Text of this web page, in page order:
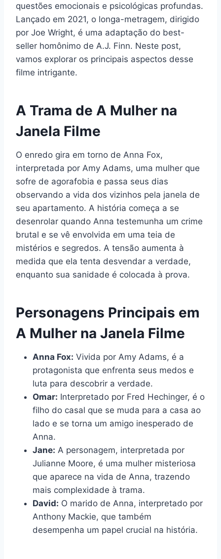
questões emocionais e psicológicas profundas.
Lançado em 2021, o longa-metragem, dirigido
por Joe Wright, é uma adaptação do best-
seller homônimo de A.J. Finn. Neste post,
vamos explorar os principais aspectos desse
filme intrigante.
A Trama de A Mulher na
Janela Filme
O enredo gira em torno de Anna Fox,
interpretada por Amy Adams, uma mulher que
sofre de agorafobia e passa seus dias
observando a vida dos vizinhos pela janela de
seu apartamento. A história começa a se
desenrolar quando Anna testemunha um crime
brutal e se vê envolvida em uma teia de
mistérios e segredos. A tensão aumenta à
medida que ela tenta desvendar a verdade,
enquanto sua sanidade é colocada à prova.
Personagens Principais em
A Mulher na Janela Filme
Anna Fox: Vivida por Amy Adams, é a
protagonista que enfrenta seus medos e
luta para descobrir a verdade.
Omar: Interpretado por Fred Hechinger, é o
filho do casal que se muda para a casa ao
lado e se torna um amigo inesperado de
Anna.
Jane: A personagem, interpretada por
Julianne Moore, é uma mulher misteriosa
que aparece na vida de Anna, trazendo
mais complexidade à trama.
David: O marido de Anna, interpretado por
Anthony Mackie, que também
desempenha um papel crucial na história.